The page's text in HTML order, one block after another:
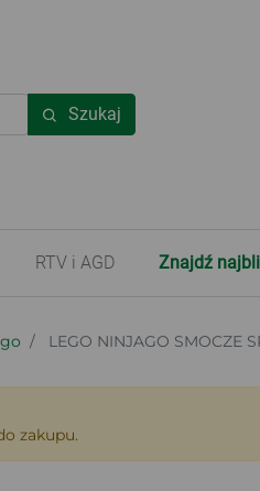
Szukaj
RTV i AGD Znajdź
LEGO NINJAGO SMOCZE
zakupu.